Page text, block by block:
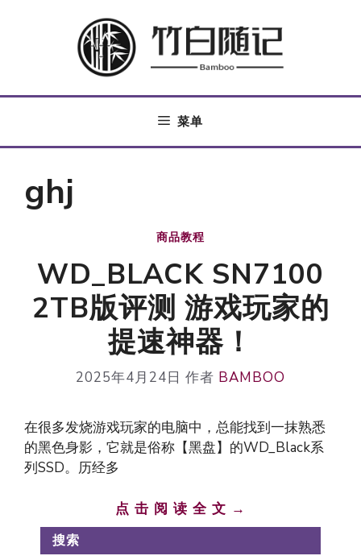
菜单
ghj
商品教程
WD_BLACK SN7100
2TB版评测 游戏玩家的
提速神器！
2025年4月24日 作者 BAMBOO
在很多发烧游戏玩家的电脑中，总能找到一抹熟悉
的黑色身影，它就是俗称【黑盘】的WD_Black系
列SSD。历经多
点 击 阅 读 全 文 →
搜索